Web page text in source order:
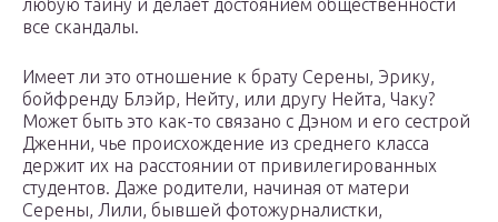
любую тайну и делает достоянием общественности
все скандалы.
Имеет ли это отношение к брату Серены, Эрику,
бойфренду Блэйр, Нейту, или другу Нейта, Чаку?
Может быть это как-то связано с Дэном и его сестрой
Дженни, чье происхождение из среднего класса
держит их на расстоянии от привилегированных
студентов. Даже родители, начиная от матери
Серены, Лили, бывшей фотожурналистки,